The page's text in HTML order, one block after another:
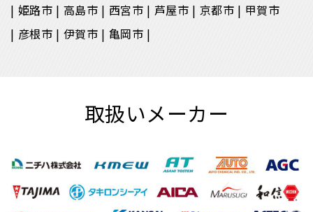
姫路市
高島市 西宮市 芦屋市 京都市
甲賀市
彦根市
伊賀市 亀岡市
取扱いメーカー